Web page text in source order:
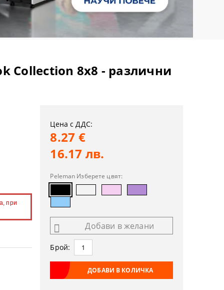
Collection 8x8 - различни
при
Цена с ДДС:
8.27 €
16.17 лв.
Peleman Изберете цвят:
Добави в желани
Брой: